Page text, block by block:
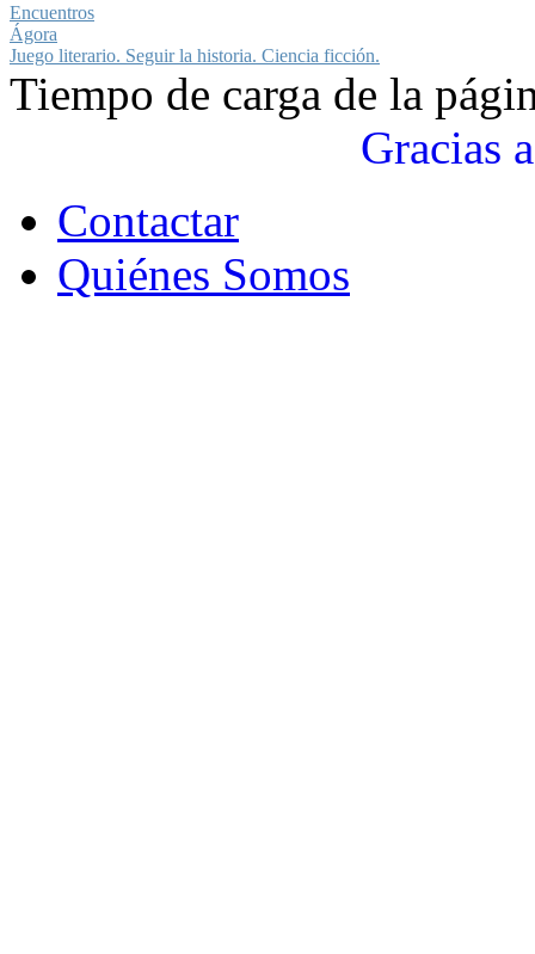
Encuentros
Ágora
Juego literario. Seguir la historia. Ciencia ficción.
Tiempo de carga de la
Gracias a
Contactar
Quiénes Somos